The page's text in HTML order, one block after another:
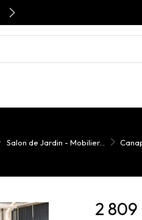
Salon de Jardin - Mobilier...
2